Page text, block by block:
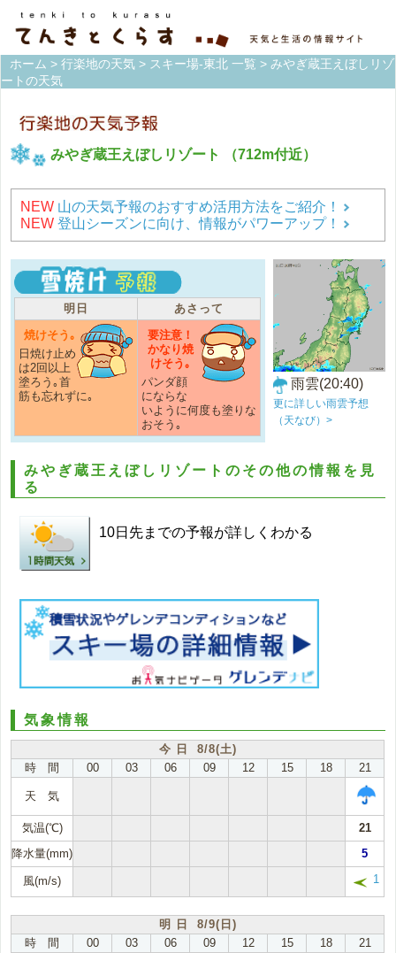
ホーム > 行楽地の天気 > スキー場-東北 一覧 > みやぎ蔵王えぼしリゾ
ートの天気
みやぎ蔵王えぼしリゾート （712m付近）
NEW 山の天気予報のおすすめ活用方法をご紹介！
NEW 登山シーズンに向け、情報がパワーアップ！
明日
あさって
焼けそう｡
日焼け止め
は2回以上
塗ろう｡首
筋も忘れずに｡
要注意！
かなり焼
けそう｡
パンダ顔
にならな
いように何度も塗りな
おそう｡
雨雲(20:40)
更に詳しい雨雲予想
（天なび）>
みやぎ蔵王えぼしリゾートのその他の情報を見
る
10日先までの予報が詳しくわかる
気象情報
今 日 8/8(土)
時 間
00 03 06 09 12 15 18 21
天 気
気温(℃)
21
降水量(mm)
5
風(m/s) 1
明 日 8/9(日)
時 間
00 03 06 09 12 15 18 21